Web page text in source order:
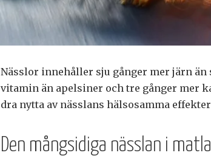
Nässlor innehåller sju gånger mer järn än
vitamin än apelsiner och tre gånger mer
dra nytta av nässlans hälsosamma
Den mångsidiga nässlan i